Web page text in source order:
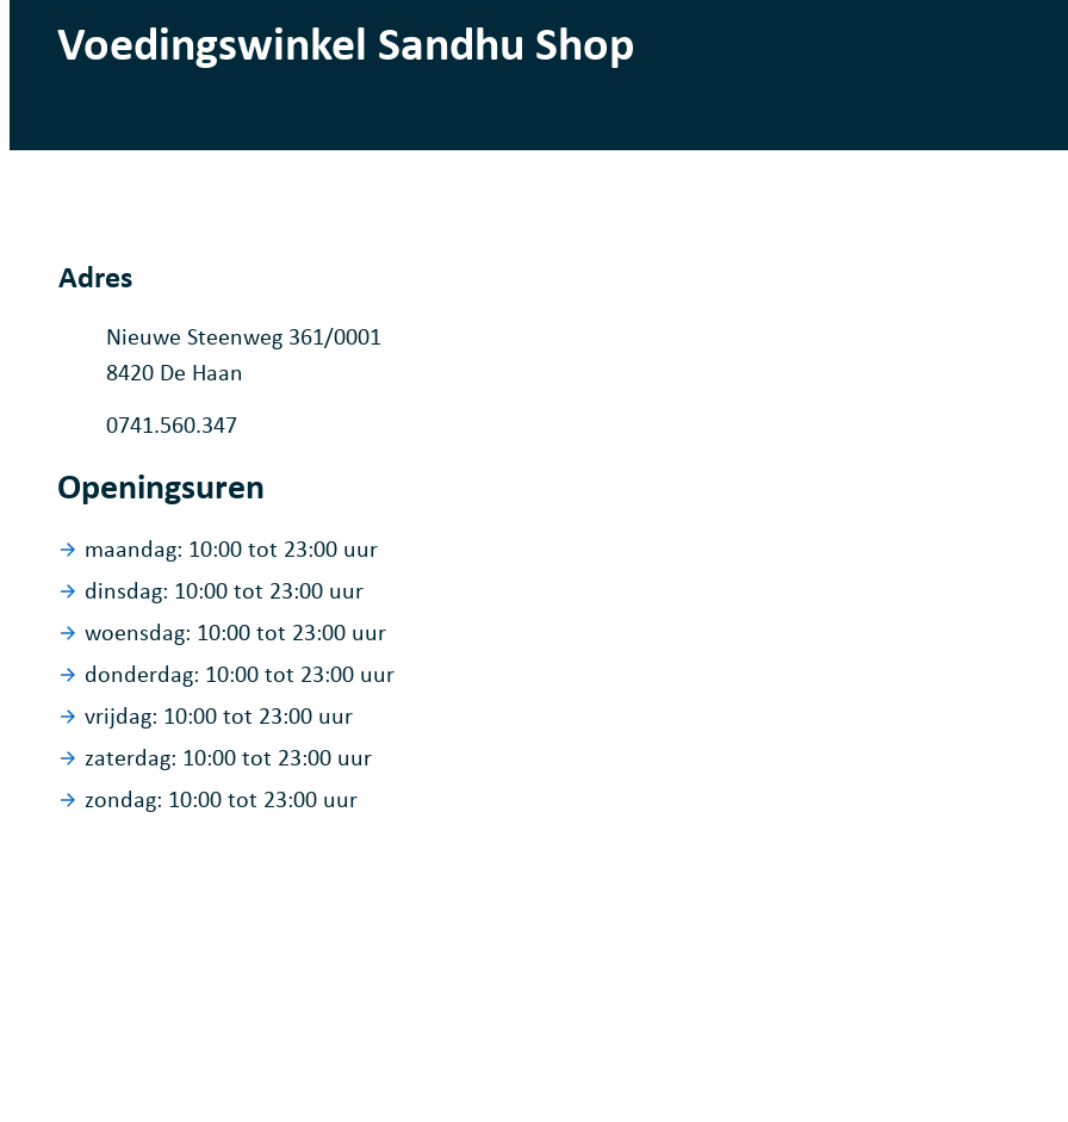
Voedingswinkel Sandhu Shop
Adres
AdresNieuwe Steenweg 361/0001
,8420 De Haan
Ondernemingsnummer
0741.560.347
Openingsuren
maandag: 10:00tot 23:00 uur
dinsdag: 10:00tot 23:00 uur
woensdag: 10:00tot 23:00 uur
donderdag: 10:00tot 23:00 uur
vrijdag: 10:00tot 23:00 uur
zaterdag: 10:00tot 23:00 uur
zondag: 10:00tot 23:00 uur